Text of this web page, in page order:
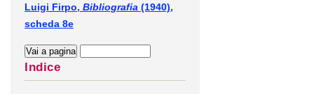
Luigi Firpo, Bibliografia (1940),
scheda 8e
Indice